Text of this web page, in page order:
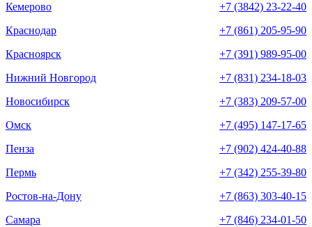
Кемерово
+7 (3842) 23-22-40
Краснодар
+7 (861) 205-95-90
Красноярск
+7 (391) 989-95-00
Нижний Новгород
+7 (831) 234-18-03
Новосибирск
+7 (383) 209-57-00
Омск
+7 (495) 147-17-65
Пенза
+7 (902) 424-40-88
Пермь
+7 (342) 255-39-80
Ростов-на-Дону
+7 (863) 303-40-15
Самара
+7 (846) 234-01-50